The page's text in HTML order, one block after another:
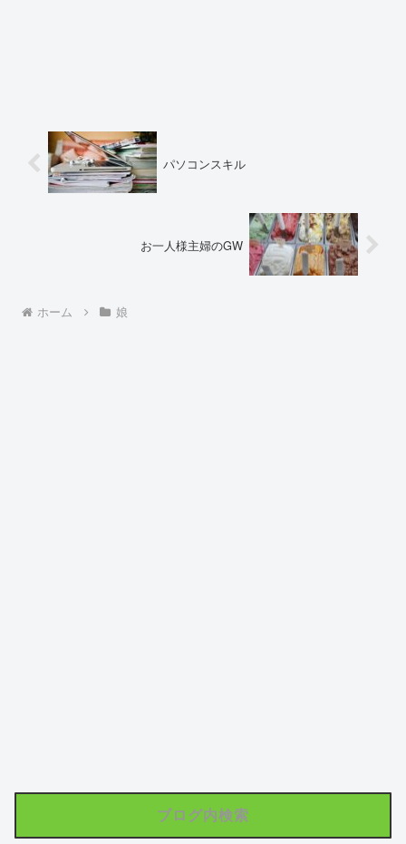
パソコンスキル
お一人様主婦のGW
ホーム 娘
ブログ内検索